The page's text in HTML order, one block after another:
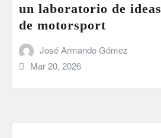
un laboratorio de ideas
de motorsport
José Armando Gómez
Mar 20, 2026